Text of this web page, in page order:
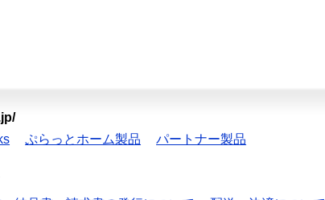
ぷらっとホーム製品 パートナー製品